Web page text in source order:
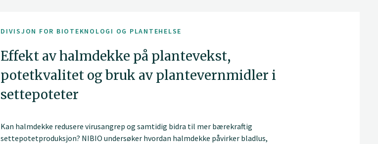
DIVISJON FOR BIOTEKNOLOGI OG PLANTEHELSE
Effekt av halmdekke på plantevekst,
potetkvalitet og bruk av plantevernmidler i
settepoteter
Kan halmdekke redusere virusangrep og samtidig bidra til mer bærekraftig
settepotetproduksjon? NIBIO undersøker hvordan halmdekke påvirker bladlus,